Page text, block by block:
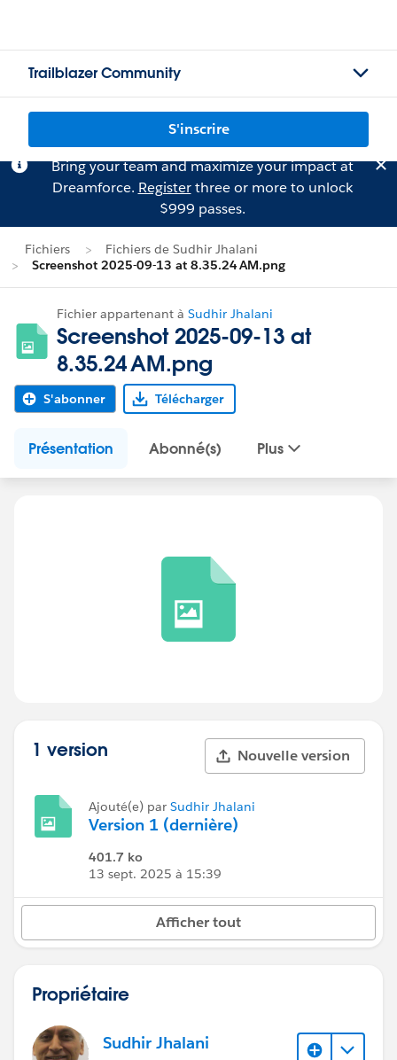
Trailblazer Community
S'inscrire
Bring your team and maximize your impact at
Dreamforce. Registerthree or more to unlock
$999 passes.
Fichiers
Fichiers de Sudhir Jhalani
Screenshot 2025-09-13 at 8.35.24 AM.png
Fichier appartenant à Sudhir Jhalani
Screenshot 2025-09-13 at
8.35.24 AM.png
S'abonner Télécharger
Présentation Abonné(s) Plus
1 version Nouvelle version
Ajouté(e) par Sudhir Jhalani
Version 1 (dernière)
401.7 ko
13 sept. 2025 à 15:39
Afficher tout
Propriétaire
Sudhir Jhalani